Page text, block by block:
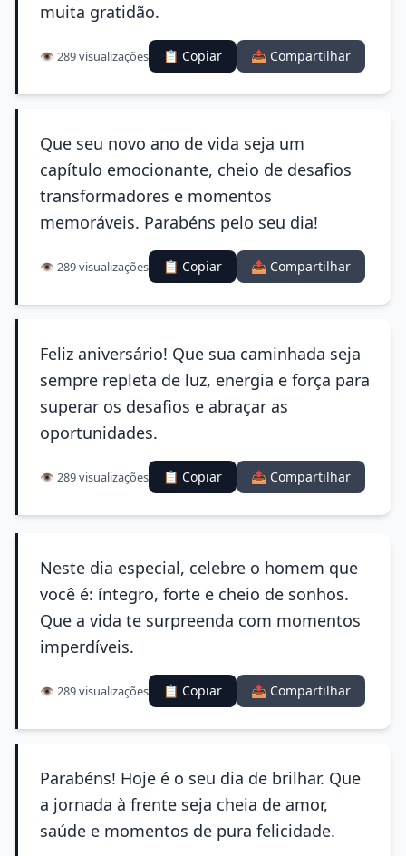
muita gratidão.
👁️ 289 visualizações 📋 Copiar 📤 Compartilhar
Que seu novo ano de vida seja um
capítulo emocionante, cheio de desafios
transformadores e momentos
memoráveis. Parabéns pelo seu dia!
👁️ 289 visualizações 📋 Copiar 📤 Compartilhar
Feliz aniversário! Que sua caminhada seja
sempre repleta de luz, energia e força para
superar os desafios e abraçar as
oportunidades.
👁️ 289 visualizações 📋 Copiar 📤 Compartilhar
Neste dia especial, celebre o homem que
você é: íntegro, forte e cheio de sonhos.
Que a vida te surpreenda com momentos
imperdíveis.
👁️ 289 visualizações 📋 Copiar 📤 Compartilhar
Parabéns! Hoje é o seu dia de brilhar. Que
a jornada à frente seja cheia de amor,
saúde e momentos de pura felicidade.